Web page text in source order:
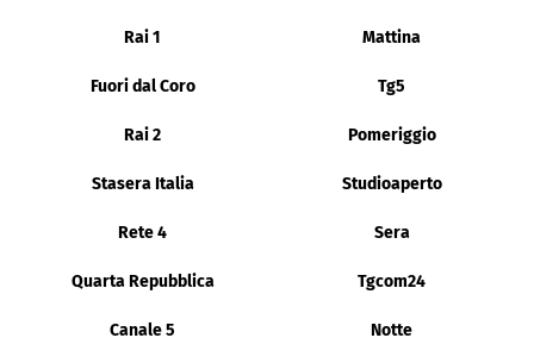
Rai 1 Mattina
Fuori dal Coro Tg5
Rai 2 Pomeriggio
Stasera Italia Studioaperto
Rete 4 Sera
Quarta Repubblica Tgcom24
Canale 5 Notte